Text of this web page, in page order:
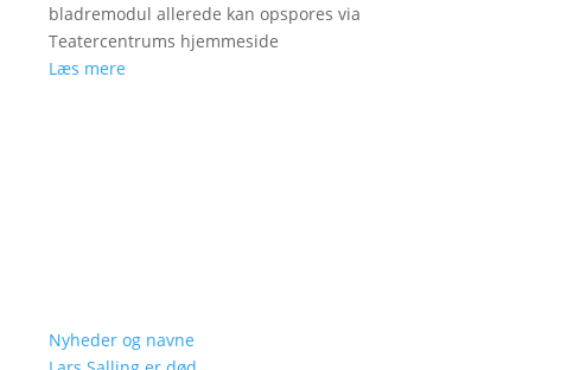
bladremodul allerede kan opspores via
Teatercentrums hjemmeside
Læs mere
Nyheder og navne